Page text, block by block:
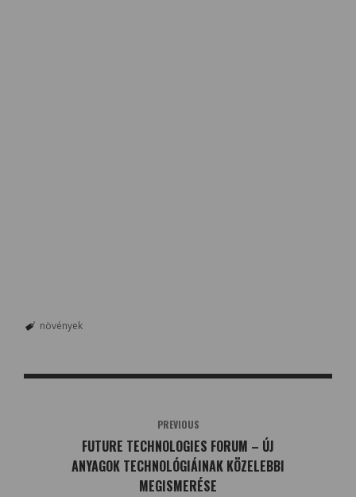
növények
PREVIOUS
FUTURE TECHNOLOGIES FORUM – ÚJ
ANYAGOK TECHNOLÓGIÁINAK KÖZELEBBI
MEGISMERÉSE